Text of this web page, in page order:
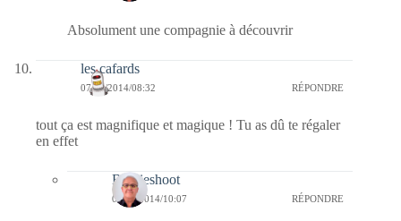
Absolument une compagnie à découvrir
les cafards
07/09/2014/08:32 RÉPONDRE
tout ça est magnifique et magique ! Tu as dû te régaler
en effet
Bernieshoot
07/09/2014/10:07 RÉPONDRE